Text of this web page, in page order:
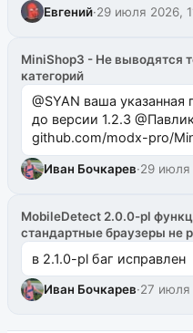
Евгений·29 июля 2026,
MiniShop3 - Не выводятся
категорий
@SYAN ваша
до версии 1.2.3
github.com/modx-pro/
github.com/modx-pro/
в б...
Иван Бочкарев·29 июля
MobileDetect 2.0.0-pl
стандартные браузеры не
в 2.1.0-pl баг исправлен
Иван Бочкарев·27 июля